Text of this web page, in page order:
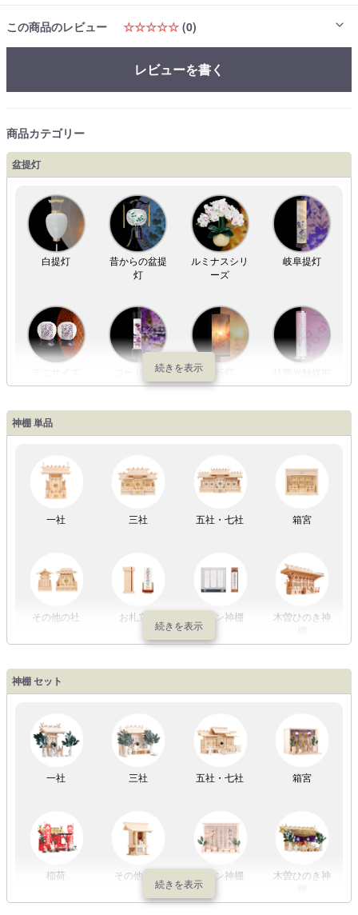
この商品のレビュー ☆☆☆☆☆ (0)
レビューを書く
商品カテゴリー
盆提灯
白提灯
昔からの盆提
灯
ルミナスシリ
ーズ
岐阜提灯
コードレス
工
LED灯 七色LED灯 和紙・絹製 木・竹製
初盆セット 贈るセット 盆提灯単品 一対セット
盆提灯一万円
以内
～2万円
～3万円
以上
神棚 単品
一社 三社 五社・七社 箱宮
その他の社 お札立て モダン神棚
木曽ひのき神
神棚 セット
一社 三社 五社・七社 箱宮
稲荷 その他の社 モダン神棚
木曽ひのき神